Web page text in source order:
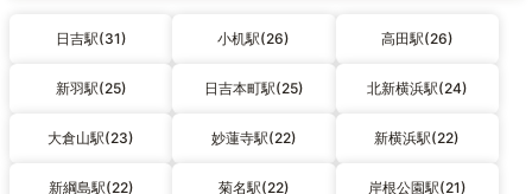
日吉駅(31) 小机駅(26) 高田駅(26)
新羽駅(25) 日吉本町駅(25) 北新横浜駅(24)
大倉山駅(23) 妙蓮寺駅(22) 新横浜駅(22)
新綱島駅(22) 菊名駅(22) 岸根公園駅(21)